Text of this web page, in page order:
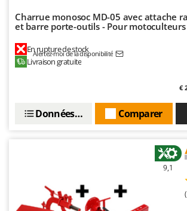
Volpi
W
Waldner
Wiper EcoRobot
Yard Force
Charrue monosoc MD-05 avec attache
et barre porte-outils - Pour motoculteurs
En rupture de stock
Alertez-moi de la disponibilité
Livraison gratuite
€
Comparer
Données techniques
9,1